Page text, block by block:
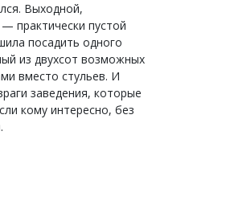
Выходной,
практически пустой
посадить одного
из двухсот возможных
вместо стульев. И
заведения, которые
кому интересно, без